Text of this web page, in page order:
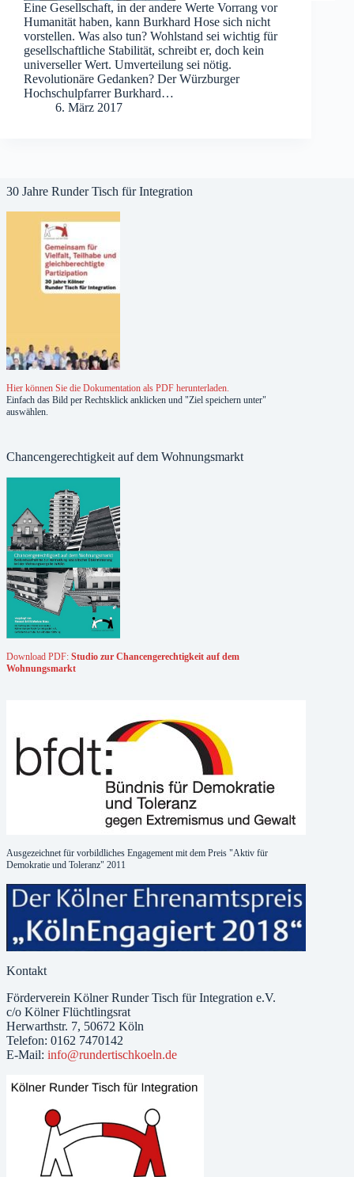
Eine Gesellschaft, in der andere Werte Vorrang vor
Humanität haben, kann Burkhard Hose sich nicht
vorstellen. Was also tun? Wohlstand sei wichtig für
gesellschaftliche Stabilität, schreibt er, doch kein
universeller Wert. Umverteilung sei nötig.
Revolutionäre Gedanken? Der Würzburger
Hochschulpfarrer Burkhard…
6. März 2017
30 Jahre Runder Tisch für Integration
Hier können Sie die Dokumentation als PDF herunterladen.
Einfach das Bild per Rechtsklick anklicken und "Ziel speichern unter"
auswählen.
Chancengerechtigkeit auf dem Wohnungsmarkt
Download PDF: Studio zur Chancengerechtigkeit auf dem
Wohnungsmarkt
Ausgezeichnet für vorbildliches Engagement mit dem Preis "Aktiv für
Demokratie und Toleranz" 2011
Kontakt
Förderverein Kölner Runder Tisch für Integration e.V.
c/o Kölner Flüchtlingsrat
Herwarthstr. 7, 50672 Köln
Telefon: 0162 7470142
E-Mail: info@rundertischkoeln.de